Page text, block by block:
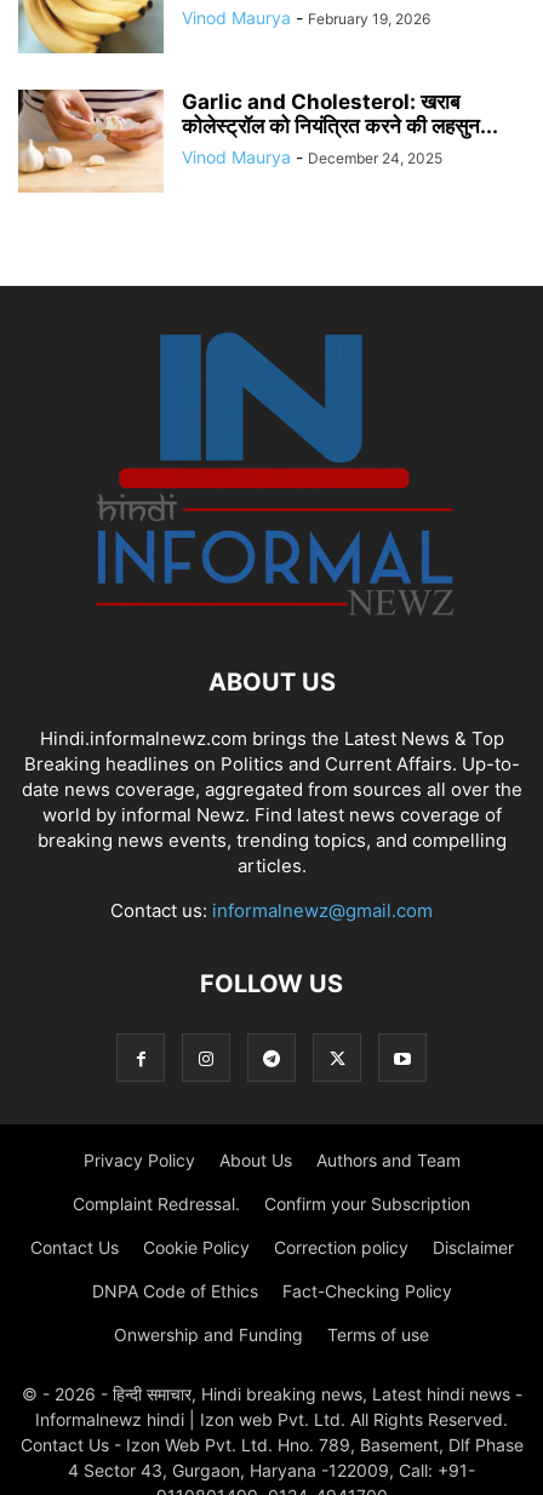
Vinod Maurya - February 19, 2026
Garlic and Cholesterol: खराब
कोलेस्ट्रॉल को नियंत्रित करने की लहसुन...
Vinod Maurya - December 24, 2025
ABOUT US
Hindi.informalnewz.com brings the Latest News & Top
Breaking headlines on Politics and Current Affairs. Up-to-
date news coverage, aggregated from sources all over the
world by informal Newz. Find latest news coverage of
breaking news events, trending topics, and compelling
articles.
Contact us: informalnewz@gmail.com
FOLLOW US
Privacy Policy About Us Authors and Team
Complaint Redressal. Confirm your Subscription
Contact Us Cookie Policy Correction policy Disclaimer
DNPA Code of Ethics Fact-Checking Policy
Onwership and Funding Terms of use
© - 2026 - हिन्दी समाचार, Hindi breaking news, Latest hindi news -
Informalnewz hindi | Izon web Pvt. Ltd. All Rights Reserved.
Contact Us - Izon Web Pvt. Ltd. Hno. 789, Basement, Dlf Phase
4 Sector 43, Gurgaon, Haryana -122009, Call: +91-